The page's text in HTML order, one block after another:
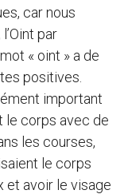
car nous
par
« oint » a de
positives.
important
le corps avec de
les courses,
le corps
et avoir le visage